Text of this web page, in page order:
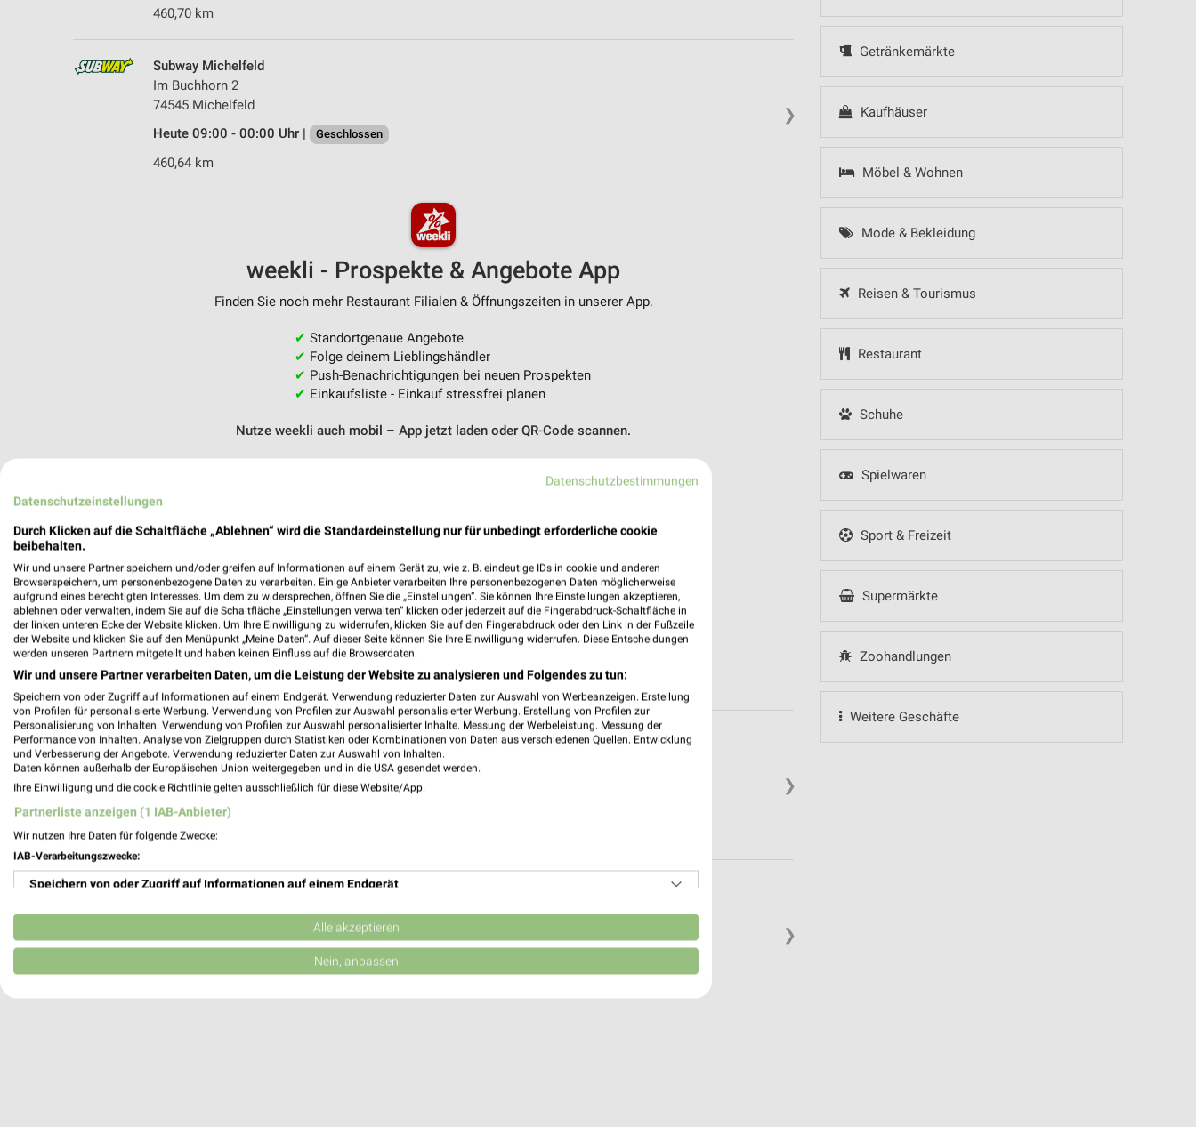
Getränkemärkte
Kaufhäuser
Möbel & Wohnen
Mode & Bekleidung
Reisen & Tourismus
Restaurant
Schuhe
Spielwaren
Sport & Freizeit
Supermärkte
Zoohandlungen
Weitere Geschäfte
460,70 km
❯
Subway Michelfeld
Im Buchhorn 2
74545 Michelfeld
Heute 09:00 - 00:00 Uhr |
Geschlossen
460,64 km
weekli - Prospekte & Angebote App
Finden Sie noch mehr Restaurant Filialen & Öffnungszeiten in unserer App.
✔ Standortgenaue Angebote
✔ Folge deinem Lieblingshändler
✔ Push-Benachrichtigungen bei neuen Prospekten
✔ Einkaufsliste - Einkauf stressfrei planen
Nutze weekli auch mobil – App jetzt laden oder QR-Code scannen.
❯
KFC Schwäbisch Hall
Stuttgarter Str. 151
74523 Schwäbisch Hall
Heute 11:00 - 23:59 Uhr |
460,04 km
❯
McDonald's Obersontheim
Heute 07:00 - 01:00 Uhr | Geschlossen
Datenschutzbestimmungen
Datenschutzeinstellungen
Durch Klicken auf die Schaltfläche „Ablehnen“ wird die Standardeinstellung nur für unbedingt erforderliche cookie
beibehalten.
Wir und unsere Partner speichern und/oder greifen auf Informationen auf einem Gerät zu, wie z. B. eindeutige IDs in cookie und anderen
Browserspeichern, um personenbezogene Daten zu verarbeiten. Einige Anbieter verarbeiten Ihre personenbezogenen Daten möglicherweise
aufgrund eines berechtigten Interesses. Um dem zu widersprechen, öffnen Sie die „Einstellungen“. Sie können Ihre Einstellungen akzeptieren,
ablehnen oder verwalten, indem Sie auf die Schaltfläche „Einstellungen verwalten“ klicken oder jederzeit auf die Fingerabdruck-Schaltfläche in
der linken unteren Ecke der Website klicken. Um Ihre Einwilligung zu widerrufen, klicken Sie auf den Fingerabdruck oder den Link in der Fußzeile
der Website und klicken Sie auf den Menüpunkt „Meine Daten“. Auf dieser Seite können Sie Ihre Einwilligung widerrufen. Diese Entscheidungen
werden unseren Partnern mitgeteilt und haben keinen Einfluss auf die Browserdaten.
Wir und unsere Partner verarbeiten Daten, um die Leistung der Website zu analysieren und Folgendes zu tun:
Speichern von oder Zugriff auf Informationen auf einem Endgerät. Verwendung reduzierter Daten zur Auswahl von Werbeanzeigen. Erstellung
von Profilen für personalisierte Werbung. Verwendung von Profilen zur Auswahl personalisierter Werbung. Erstellung von Profilen zur
Personalisierung von Inhalten. Verwendung von Profilen zur Auswahl personalisierter Inhalte. Messung der Werbeleistung. Messung der
Performance von Inhalten. Analyse von Zielgruppen durch Statistiken oder Kombinationen von Daten aus verschiedenen Quellen. Entwicklung
und Verbesserung der Angebote. Verwendung reduzierter Daten zur Auswahl von Inhalten.
Daten können außerhalb der Europäischen Union weitergegeben und in die USA gesendet werden.
Ihre Einwilligung und die cookie Richtlinie gelten ausschließlich für diese Website/App.
Partnerliste anzeigen (1 IAB-Anbieter)
Wir nutzen Ihre Daten für folgende Zwecke:
IAB-Verarbeitungszwecke:
Speichern von oder Zugriff auf Informationen auf einem Endgerät
Verwendung reduzierter Daten zur Auswahl von Werbeanzeigen
Erstellung von Profilen für personalisierte Werbung
Alle akzeptieren
Nein, anpassen